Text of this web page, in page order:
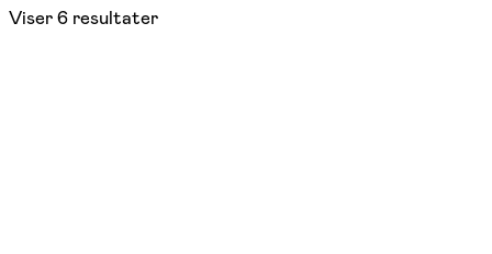
Viser6 resultater